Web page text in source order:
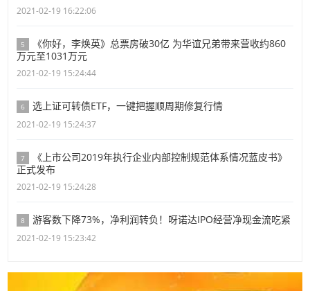
2021-02-19 16:22:06
5
《你好，李焕英》总票房破30亿 为华谊兄弟带来营收约860
万元至1031万元
2021-02-19 15:24:44
6 选上证可转债ETF，一键把握顺周期修复行情
2021-02-19 15:24:37
7
《上市公司2019年执行企业内部控制规范体系情况蓝皮书》
正式发布
2021-02-19 15:24:28
8 游客数下降73%，净利润转负！呀诺达IPO经营净现金流吃紧
2021-02-19 15:23:42